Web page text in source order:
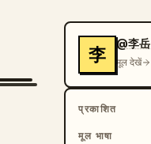
李
@李岳
मूल देखें
प्रकाशित
मूल भाषा